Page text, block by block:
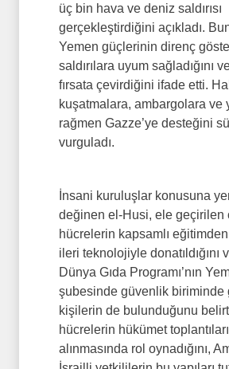
üç bin hava ve deniz saldırısı
gerçekleştirdiğini açıkladı.
Yemen güçlerinin direnç
saldırılara uyum sağladığını
fırsata çevirdiğini ifade etti.
kuşatmalara, ambargolara ve
rağmen Gazze’ye desteğini
vurguladı.
İnsani kuruluşlar konusuna
değinen el-Husi, ele geçirilen
hücrelerin kapsamlı
ileri teknolojiyle donatıldığını
Dünya Gıda Programı’nın
şubesinde güvenlik biriminde
kişilerin de bulunduğunu
hücrelerin hükümet
alınmasında rol oynadığını,